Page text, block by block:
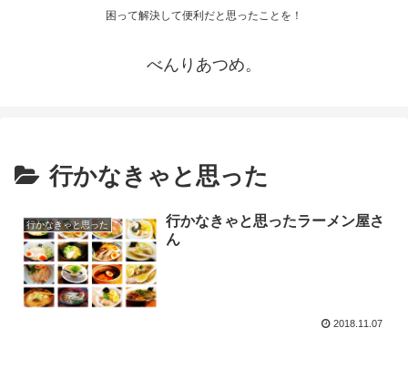
困って解決して便利だと思ったことを！
べんりあつめ。
行かなきゃと思った
行かなきゃと思った
行かなきゃと思ったラーメン屋さ
ん
2018.11.07